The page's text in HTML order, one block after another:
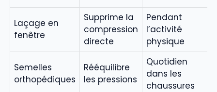
Laçage en
fenêtre
Supprime la
compression
directe
Pendant
l’activité
physique
Semelles
orthopédiques
Rééquilibre
les pressions
Quotidien
dans les
chaussures